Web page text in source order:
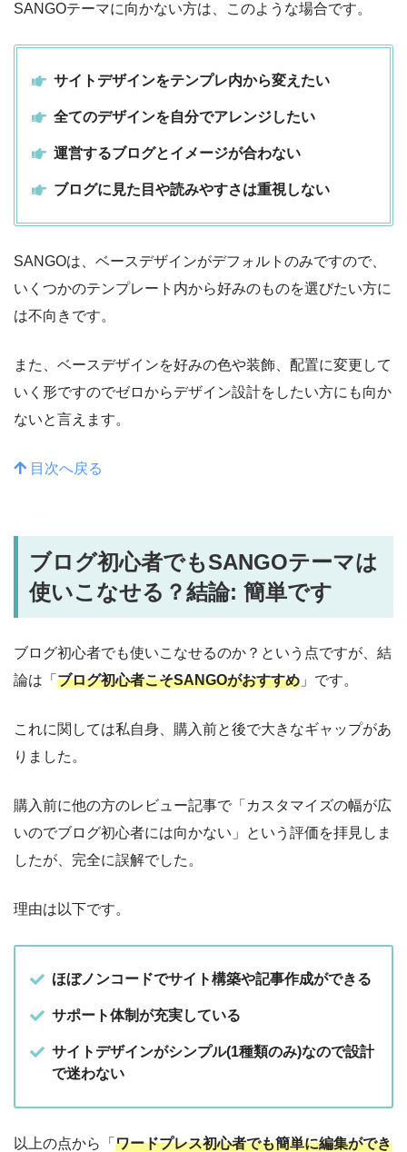
SANGOテーマに向かない方は、このような場合です。
サイトデザインをテンプレ内から変えたい
全てのデザインを自分でアレンジしたい
運営するブログとイメージが合わない
ブログに見た目や読みやすさは重視しない
SANGOは、ベースデザインがデフォルトのみですので、
いくつかのテンプレート内から好みのものを選びたい方に
は不向きです。
また、ベースデザインを好みの色や装飾、配置に変更して
いく形ですのでゼロからデザイン設計をしたい方にも向か
ないと言えます。
目次へ戻る
ブログ初心者でもSANGOテーマは
使いこなせる？結論: 簡単です
ブログ初心者でも使いこなせるのか？という点ですが、結
論は「 ブログ初心者こそSANGOがおすすめ 」です。
これに関しては私自身、購入前と後で大きなギャップがあ
りました。
購入前に他の方のレビュー記事で「カスタマイズの幅が広
いのでブログ初心者には向かない」という評価を拝見しま
したが、完全に誤解でした。
理由は以下です。
ほぼノンコードでサイト構築や記事作成ができる
サポート体制が充実している
サイトデザインがシンプル(1種類のみ)なので設計
で迷わない
以上の点から「 ワードプレス初心者でも簡単に編集ができ